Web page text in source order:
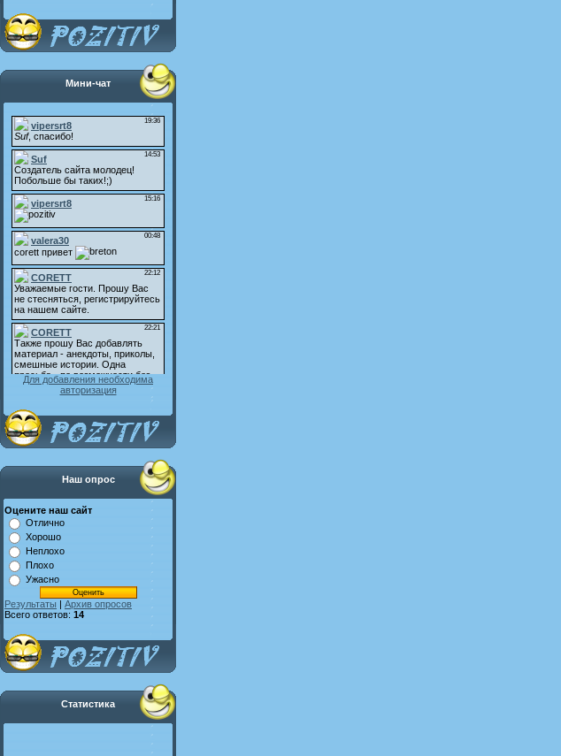
Мини-чат
Для добавления необходима
авторизация
Наш опрос
Оцените наш сайт
Отлично
Хорошо
Неплохо
Плохо
Ужасно
Результаты | Архив опросов
Всего ответов: 14
Статистика